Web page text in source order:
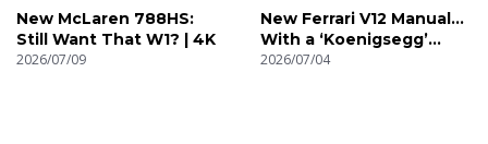
New McLaren 788HS:
Still Want That W1? | 4K
2026/07/09
New Ferrari V12 Manual…
With a ‘Koenigsegg’
Gearbox! | 4K
2026/07/04